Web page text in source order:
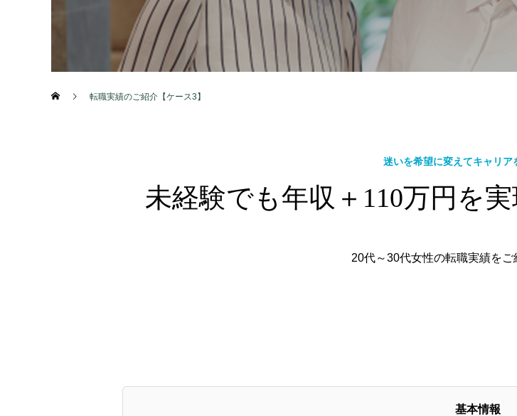
転職実績のご紹介【ケース3】
迷いを希望に変えてキャリア
未経験でも年収＋110万円を
20代～30代女性の転職実績をご
基本情報